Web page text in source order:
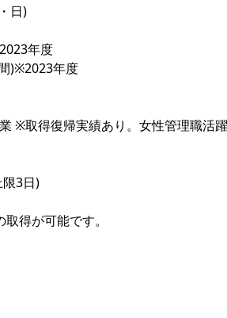
日)
年度
)※2023年度
※取得復帰実績あり。女性管理職活躍
3日)
得が可能です。